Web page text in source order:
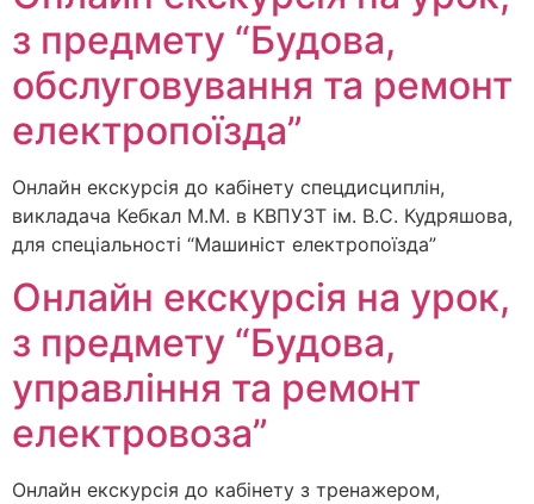
з предмету “Будова,
обслуговування та ремонт
електропоїзда”
Онлайн екскурсія до кабінету спецдисциплін,
викладача Кебкал М.М. в КВПУЗТ ім. В.С. Кудряшова,
для спеціальності “Машиніст електропоїзда”
Онлайн екскурсія на урок,
з предмету “Будова,
управління та ремонт
електровоза”
Онлайн екскурсія до кабінету з тренажером,